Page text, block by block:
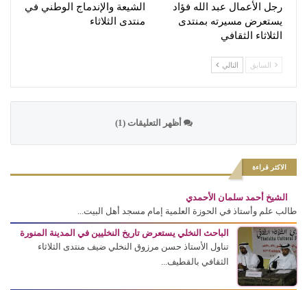
رجل الأعمال عبد الله فؤاد
يستعرض مسيرته بمنتدى
الثلاثاء الثقافي
الشيعة والإندماج الوطني في
منتدى الثلاثاء
السابق التالي
أظهر التعليقات (1)
الاكثر قراءة
الشيخ أحمد سلمان الأحمدي
طالب علم وأستاذ في الحوزة العلمية إمام مسجد أهل البيت...
الباحث النخلي يستعرض تاريخ النخليين في المدينة المنورة
تناول الأستاذ حسن مرزوق النخلي ضيف منتدى الثلاثاء
الثقافي بالقطيف...